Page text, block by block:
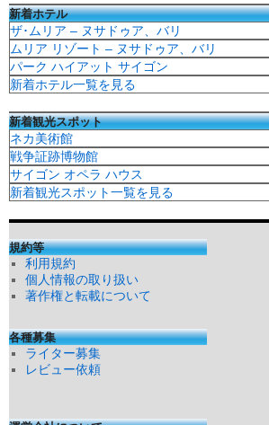
新着ホテル
ザ･ムリア – ヌサドゥア、バリ
ムリア リゾート – ヌサドゥア、バリ
パーク ハイアット サイゴン
新着ホテル一覧を見る
新着観光スポット
ネカ美術館
戦争証跡博物館
サイゴン オペラ ハウス
新着観光スポット一覧を見る
規約等
利用規約
個人情報の取り扱い
著作権と転載について
各種募集
ライター募集
レビュー依頼